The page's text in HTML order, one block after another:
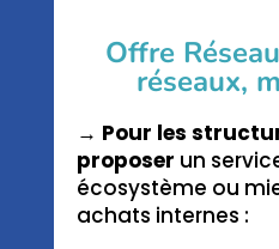
Offre
réseaux,
→ Pour les
proposer un
écosystème ou
achats internes :